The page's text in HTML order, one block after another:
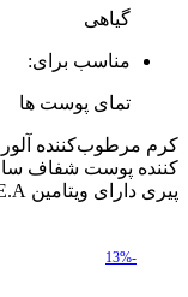
گیاهی
مناسب برای:
تمای پوست ها
کرم مرطوب‌کننده
کننده پوست شفاف
پیری دارای ویتامین E.A
-13%